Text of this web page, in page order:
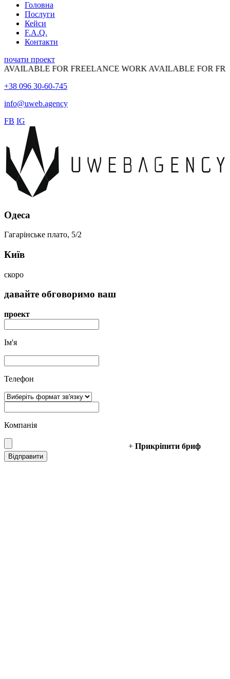
Головна
Послуги
Кейси
F.A.Q.
Контакти
почати проект
FOR FREELANCE WORK AVAILABLE FOR
+38 096 30-60-745
info@uweb.agency
FB IG
Одеса
Гагарінське плато, 5/2
Київ
скоро
давайте обговоримо ваш
проект
Ім'я
Телефон
Компанія
+ Прикріпити бриф